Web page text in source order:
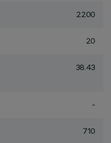
2200
20
38.43
-
710